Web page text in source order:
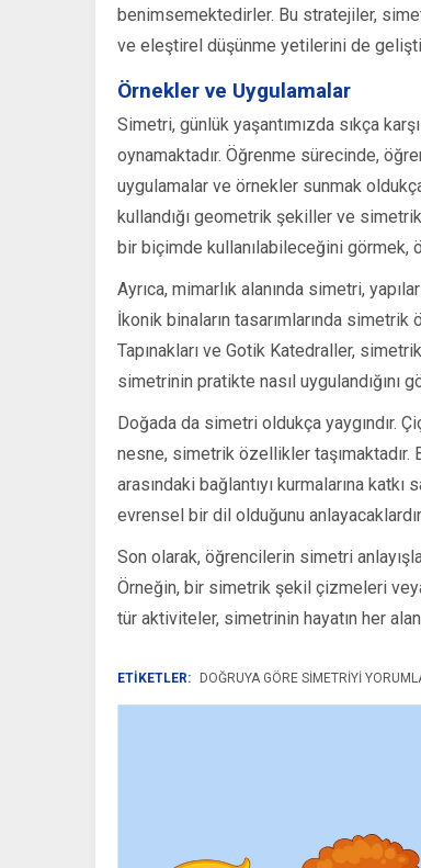
benimsemektedirler. Bu stratejiler,
ve eleştirel düşünme yetilerini de
Örnekler ve Uygulamalar
Simetri, günlük yaşantımızda sıkça
oynamaktadır. Öğrenme sürecinde,
uygulamalar ve örnekler sunmak
kullandığı geometrik şekiller ve
bir biçimde kullanılabileceğini görmek,
Ayrıca, mimarlık alanında simetri,
İkonik binaların tasarımlarında simetrik
Tapınakları ve Gotik Katedraller,
simetrinin pratikte nasıl uygulandığını
Doğada da simetri oldukça yaygındır.
nesne, simetrik özellikler
arasındaki bağlantıyı kurmalarına
evrensel bir dil olduğunu
Son olarak, öğrencilerin simetri
Örneğin, bir simetrik şekil çizmeleri
tür aktiviteler, simetrinin hayatın her
ETİKETLER: DOĞRUYA GÖRE SIMETRIYI